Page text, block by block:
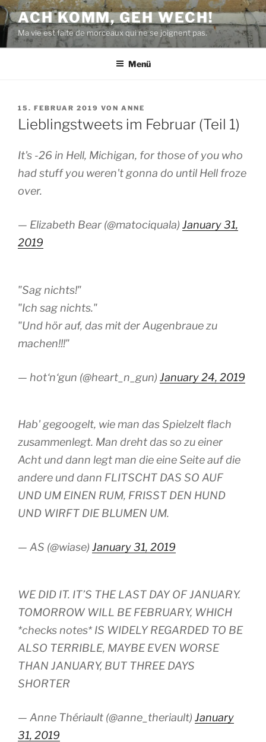
Zum
Inhalt
springen
ACH KOMM, GEH WECH!
Ma vie est faite de morceaux qui ne se joignent pas.
Menü
VERÖFFENTLICHT
AM
15. FEBRUAR 2019 VON ANNE
Lieblingstweets im Februar (Teil 1)
It's -26 in Hell, Michigan, for those of you who
had stuff you weren't gonna do until Hell froze
over.
— Elizabeth Bear (@matociquala) January 31,
2019
"Sag nichts!"
"Ich sag nichts."
"Und hör auf, das mit der Augenbraue zu
machen!!!"
— hot‘n‘gun (@heart_n_gun) January 24, 2019
Hab' gegoogelt, wie man das Spielzelt flach
zusammenlegt. Man dreht das so zu einer
Acht und dann legt man die eine Seite auf die
andere und dann FLITSCHT DAS SO AUF
UND UM EINEN RUM, FRISST DEN HUND
UND WIRFT DIE BLUMEN UM.
— AS (@wiase) January 31, 2019
WE DID IT. IT’S THE LAST DAY OF JANUARY.
TOMORROW WILL BE FEBRUARY, WHICH
*checks notes* IS WIDELY REGARDED TO BE
ALSO TERRIBLE, MAYBE EVEN WORSE
THAN JANUARY, BUT THREE DAYS
SHORTER
— Anne Thériault (@anne_theriault) January
31, 2019